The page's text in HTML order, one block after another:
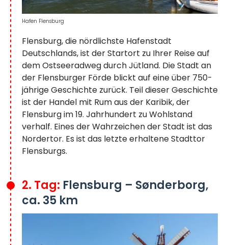
Flensburg, die nördlichste Hafenstadt
Deutschlands, ist der Startort zu Ihrer Reise auf
dem Ostseeradweg durch Jütland. Die Stadt an
der Flensburger Förde blickt auf eine über 750-
jährige Geschichte zurück. Teil dieser Geschichte
ist der Handel mit Rum aus der Karibik, der
Flensburg im 19. Jahrhundert zu Wohlstand
verhalf. Eines der Wahrzeichen der Stadt ist das
Nordertor. Es ist das letzte erhaltene Stadttor
Flensburgs.
Hafen Flensburg
2. Tag: Flensburg – Sønderborg,
ca. 35 km